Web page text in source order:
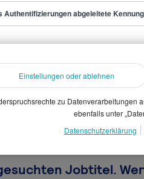
Redakteur/in
Daten. Dein
Branche, Selbstständigkeit
Jobtitel.
Authentifizierungen abgeleitete
Einstellungen oder ablehnen
zu Datenverarbeitungen
ebenfalls unter
Datenschutzerklärung